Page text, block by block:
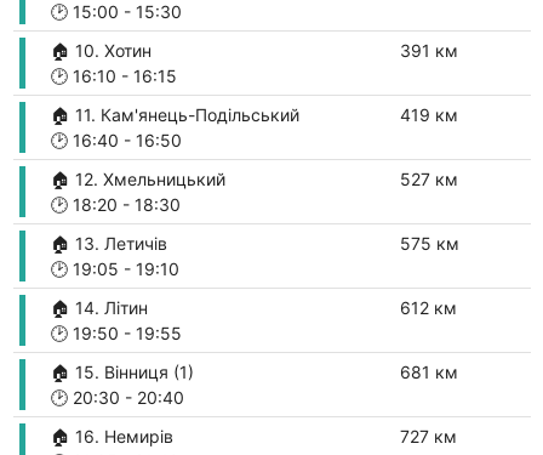
🕑15:00 - 15:30
🏠 10. Хотин
🕑16:10 - 16:15
391 км
🏠 11. Кам'янець-Подільський
🕑16:40 - 16:50
419 км
🏠 12. Хмельницький
🕑18:20 - 18:30
527 км
🏠 13. Летичів
🕑19:05 - 19:10
575 км
🏠 14. Літин
🕑19:50 - 19:55
612 км
🏠 15. Вінниця (1)
🕑20:30 - 20:40
681 км
🏠 16. Немирів
727 км